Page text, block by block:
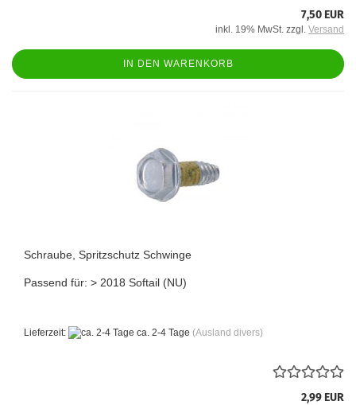
7,50 EUR
inkl. 19% MwSt. zzgl. Versand
IN DEN WARENKORB
Schraube, Spritzschutz Schwinge
Passend für: > 2018 Softail (NU)
Lieferzeit: ca. 2-4 Tage (Ausland divers)
2,99 EUR